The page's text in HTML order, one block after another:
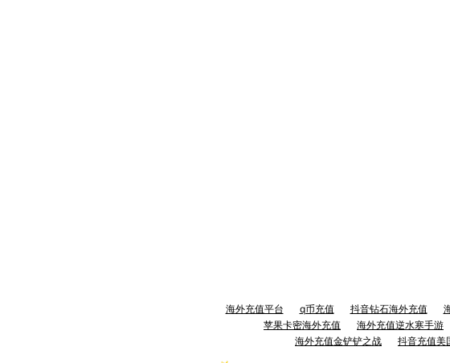
海外充值平台 q币充值 抖音钻石海外充值
苹果卡密海外充值
海外充值逆水寒手游
海外充值金铲铲之战
抖音充值美